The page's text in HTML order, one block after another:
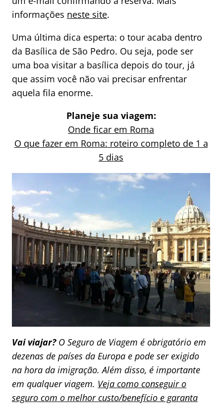
informações neste site.
Uma última dica esperta: o tour acaba dentro
da Basílica de São Pedro. Ou seja, pode ser
uma boa visitar a basílica depois do tour, já
que assim você não vai precisar enfrentar
aquela fila enorme.
Planeje sua viagem:
Onde ficar em Roma
O que fazer em Roma: roteiro completo de 1 a
5 dias
Vai viajar? O Seguro de Viagem é obrigatório em
dezenas de países da Europa e pode ser exigido
na hora da imigração. Além disso, é importante
em qualquer viagem. Veja como conseguir o
seguro com o melhor custo/benefício e garanta